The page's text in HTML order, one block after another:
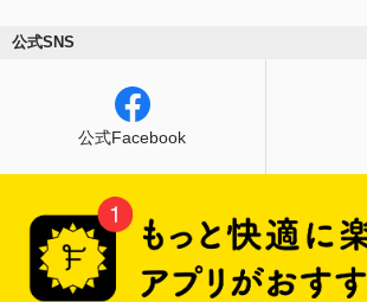
公式SNS
公式Facebook